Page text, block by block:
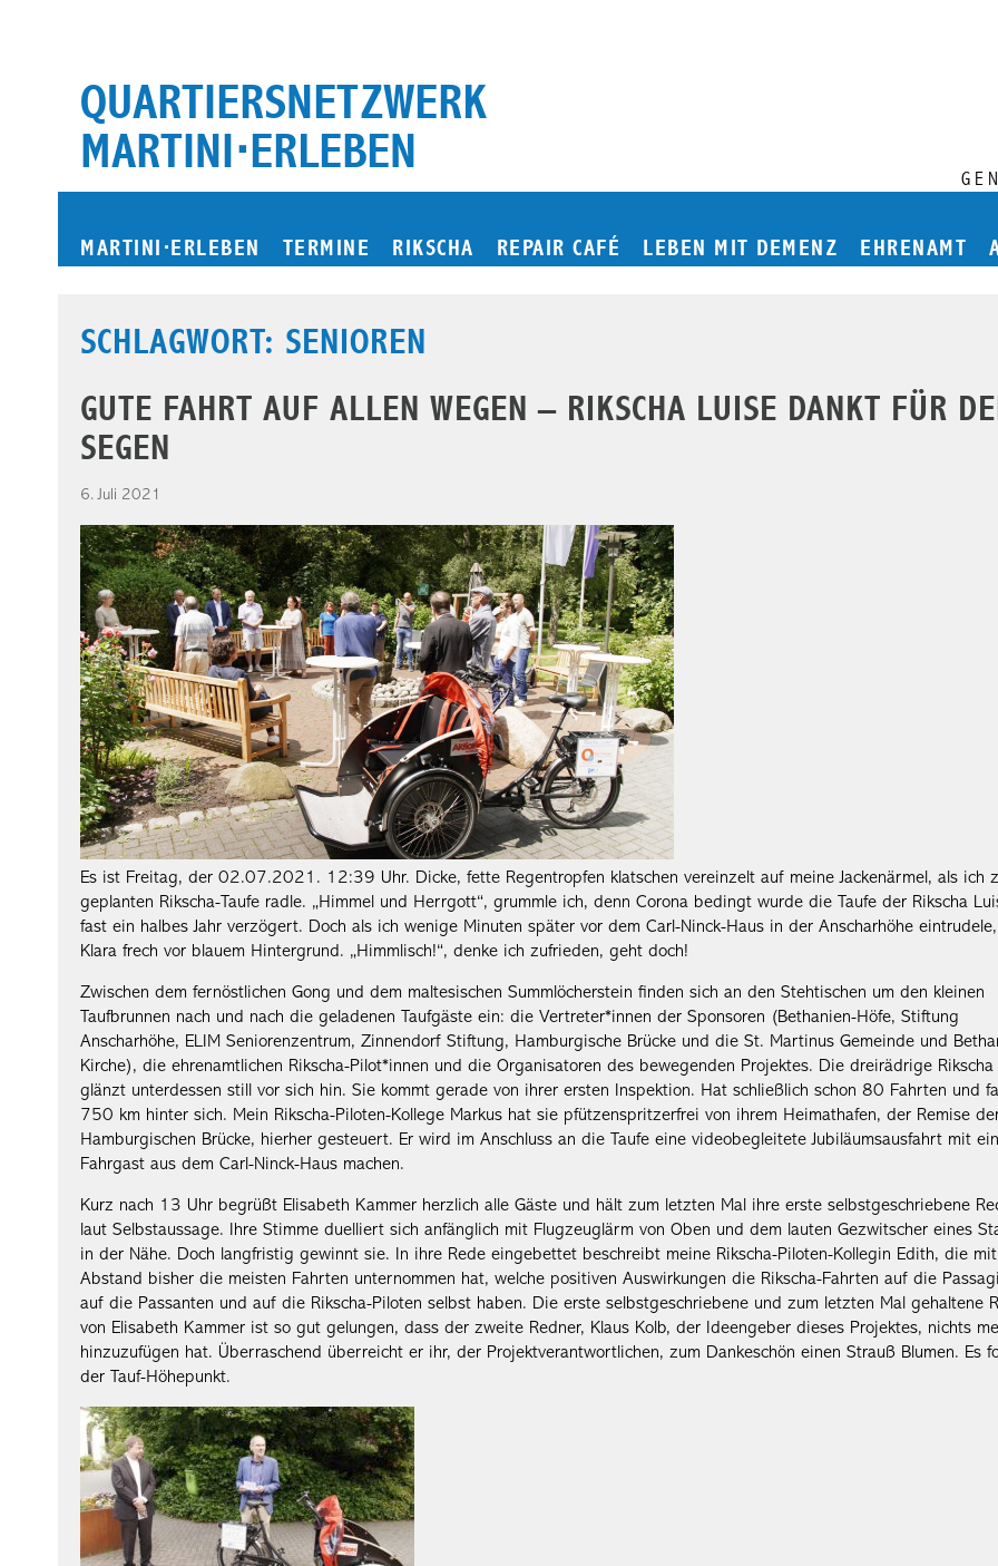
springen
QUARTIERSNETZWERK
MARTINI⋅ERLEBEN
MARTINI ⋅ERLEBEN TERMINE RIKSCHA REPAIR CAFÉ LEBEN MIT DEMENZ EHRENAMT
SCHLAGWORT: SENIOREN
GUTE FAHRT AUF ALLEN WEGEN – RIKSCHA LUISE DANKT FÜR
SEGEN
6. Juli 2021
Es ist Freitag, der 02.07.2021. 12:39 Uhr. Dicke, fette Regentropfen klatschen vereinzelt auf meine Jackenärmel, als ich
geplanten Rikscha-Taufe radle. „Himmel und Herrgott“, grummle ich, denn Corona bedingt wurde die Taufe der Rikscha
fast ein halbes Jahr verzögert. Doch als ich wenige Minuten später vor dem Carl-Ninck-Haus in der Anscharhöhe
Klara frech vor blauem Hintergrund. „Himmlisch!“, denke ich zufrieden, geht doch!
Zwischen dem fernöstlichen Gong und dem maltesischen Summlöcherstein finden sich an den Stehtischen um den kleinen
Taufbrunnen nach und nach die geladenen Taufgäste ein: die Vertreter*innen der Sponsoren (Bethanien-Höfe, Stiftung
Anscharhöhe, ELIM Seniorenzentrum, Zinnendorf Stiftung, Hamburgische Brücke und die St. Martinus Gemeinde und
Kirche), die ehrenamtlichen Rikscha-Pilot*innen und die Organisatoren des bewegenden Projektes. Die dreirädrige Rikscha
glänzt unterdessen still vor sich hin. Sie kommt gerade von ihrer ersten Inspektion. Hat schließlich schon 80 Fahrten und
750 km hinter sich. Mein Rikscha-Piloten-Kollege Markus hat sie pfützenspritzerfrei von ihrem Heimathafen, der Remise
Hamburgischen Brücke, hierher gesteuert. Er wird im Anschluss an die Taufe eine videobegleitete Jubiläumsausfahrt mit
Fahrgast aus dem Carl-Ninck-Haus machen.
Kurz nach 13 Uhr begrüßt Elisabeth Kammer herzlich alle Gäste und hält zum letzten Mal ihre erste selbstgeschriebene
laut Selbstaussage. Ihre Stimme duelliert sich anfänglich mit Flugzeuglärm von Oben und dem lauten Gezwitscher eines
in der Nähe. Doch langfristig gewinnt sie. In ihre Rede eingebettet beschreibt meine Rikscha-Piloten-Kollegin Edith, die mit
Abstand bisher die meisten Fahrten unternommen hat, welche positiven Auswirkungen die Rikscha-Fahrten auf die
auf die Passanten und auf die Rikscha-Piloten selbst haben. Die erste selbstgeschriebene und zum letzten Mal gehaltene
von Elisabeth Kammer ist so gut gelungen, dass der zweite Redner, Klaus Kolb, der Ideengeber dieses Projektes, nichts
hinzuzufügen hat. Überraschend überreicht er ihr, der Projektverantwortlichen, zum Dankeschön einen Strauß Blumen. Es
der Tauf-Höhepunkt.